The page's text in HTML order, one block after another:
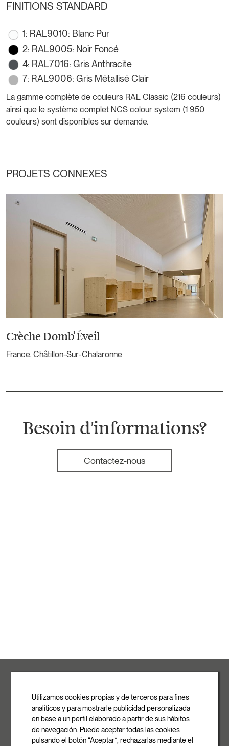
FINITIONS STANDARD
1: RAL9010: Blanc Pur
2: RAL9005: Noir Foncé
4: RAL7016: Gris Anthracite
7: RAL9006: Gris Métallisé Clair
La gamme complète de couleurs RAL Classic (216 couleurs)
ainsi que le système complet NCS colour system (1 950
couleurs) sont disponibles sur demande.
PROJETS CONNEXES
Crèche Domb’Éveil
France. Châtillon-Sur-Chalaronne
Besoin d'informations?
Contactez-nous
Ronda de la Font Grossa, 15 Pol. Ind. La Gavarra
08540 Centelles | Barcelona
E-mail
info@rovasi.com
Utilizamos cookies propias y de terceros para fines
analíticos y para mostrarle publicidad personalizada
en base a un perfil elaborado a partir de sus hábitos
de navegación. Puede aceptar todas las cookies
pulsando el botón “Aceptar”, rechazarlas mediante el